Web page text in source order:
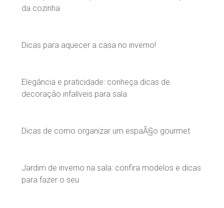
da cozinha
Dicas para aquecer a casa no inverno!
Elegância e praticidade: conheça dicas de
decoração infalíveis para sala
Dicas de como organizar um espaÃ§o gourmet
Jardim de inverno na sala: confira modelos e dicas
para fazer o seu